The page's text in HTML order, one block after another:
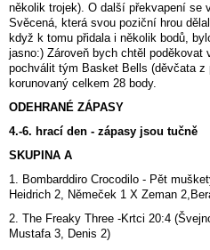
několik trojek). O další překvapení se
Svěcená, která svou poziční hrou
když k tomu přidala i několik bodů,
jasno:) Zároveň bych chtěl
pochválit tým Basket Bells (děvčata z
korunovaný celkem 28 body.
ODEHRANÉ ZÁPASY
4.-6. hrací den - zápasy jsou tučně
SKUPINA A
1. Bombarddiro Crocodilo - Pět
Heidrich 2, Němeček 1 X Zeman
2. The Freaky Three -Krtci 20:4
Mustafa 3, Denis 2)